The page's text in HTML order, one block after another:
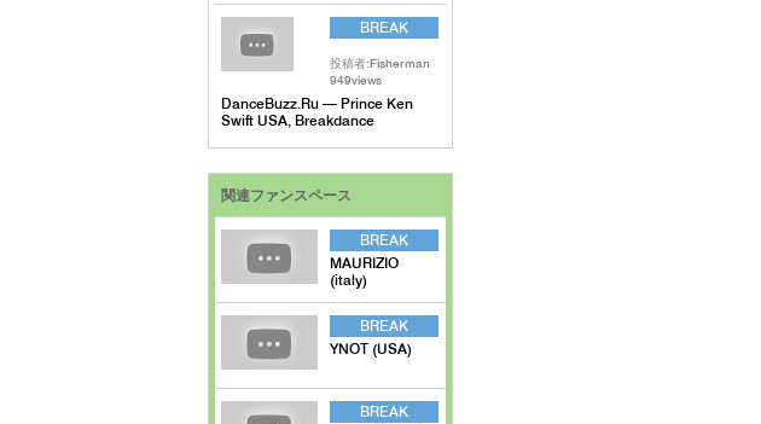
BREAK
投稿者:Fisherman
949views
DanceBuzz.Ru — Prince Ken
Swift USA, Breakdance
関連ファンスペース
BREAK
MAURIZIO
(italy)
BREAK
YNOT (USA)
BREAK